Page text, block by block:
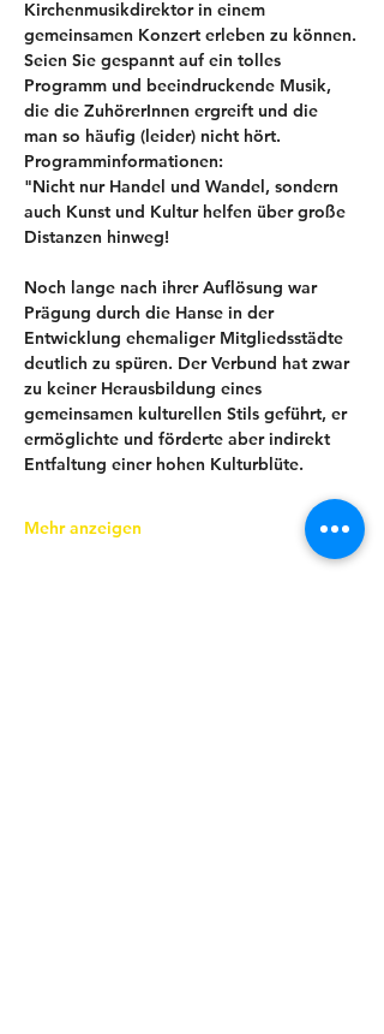
Kirchenmusikdirektor in einem
gemeinsamen Konzert erleben zu können.
Seien Sie gespannt auf ein tolles
Programm und beeindruckende Musik,
die die ZuhörerInnen ergreift und die
man so häufig (leider) nicht hört.
Programminformationen:
"Nicht nur Handel und Wandel, sondern
auch Kunst und Kultur helfen über große
Distanzen hinweg!
Noch lange nach ihrer Auflösung war
Prägung durch die Hanse in der
Entwicklung ehemaliger Mitgliedsstädte
deutlich zu spüren. Der Verbund hat zwar
zu keiner Herausbildung eines
gemeinsamen kulturellen Stils geführt, er
ermöglichte und förderte aber indirekt
Entfaltung einer hohen Kulturblüte.
Mehr anzeigen